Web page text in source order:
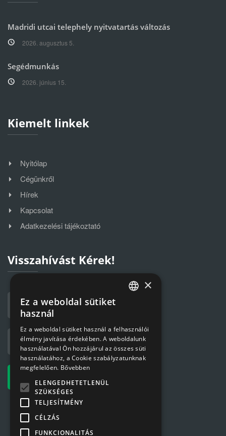
Madridi utcai telephely nyitvatartás változás
2026. augusztus 5.
Segédmunkás
2026. június 15.
Kiemelt linkek
Nyitólap
Cégünkről
Hírek
Kapcsolat
Adatkezelési tájékoztató
Visszahívást Kérek!
×
Ez a weboldal sütiket
használ
Ez a weboldal sütiket használ a felhasználói
élmény javítása érdekében. A weboldalunk
használatával Ön hozzájárul az összes süti
használatához, a Cookie szabályzatunknak
megfelelően. Bővebben
ELENGEDHETETLENÜL
SZÜKSÉGES
TELJESÍTMÉNY
CÉLZÁS
FUNKCIONALITÁS